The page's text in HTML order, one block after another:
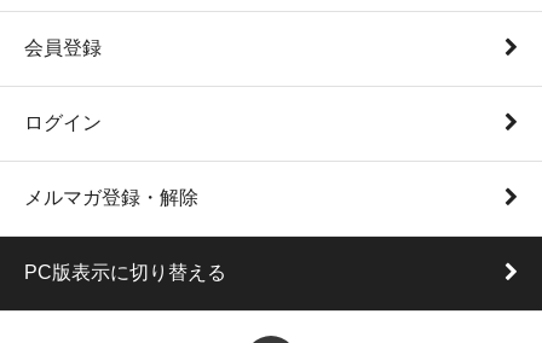
会員登録
ログイン
メルマガ登録・解除
PC版表示に切り替える